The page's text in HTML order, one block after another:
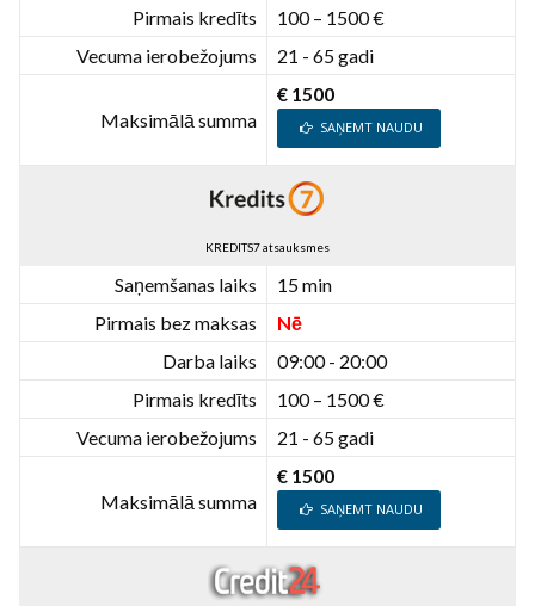
Pirmais kredīts
100 – 1500 €
Vecuma ierobežojums
21 - 65 gadi
Maksimālā summa
€ 1500
SAŅEMT NAUDU
KREDITS7 atsauksmes
Saņemšanas laiks
15 min
Pirmais bez maksas
Nē
Darba laiks
09:00 - 20:00
Pirmais kredīts
100 – 1500 €
Vecuma ierobežojums
21 - 65 gadi
Maksimālā summa
€ 1500
SAŅEMT NAUDU